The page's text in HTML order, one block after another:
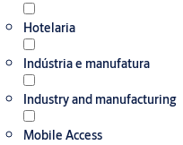
Hotelaria
Indústria e manufatura
Industry and manufacturing
Mobile Access